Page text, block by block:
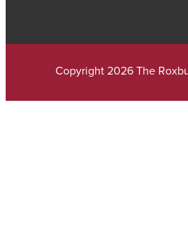
Copyright 2026 The